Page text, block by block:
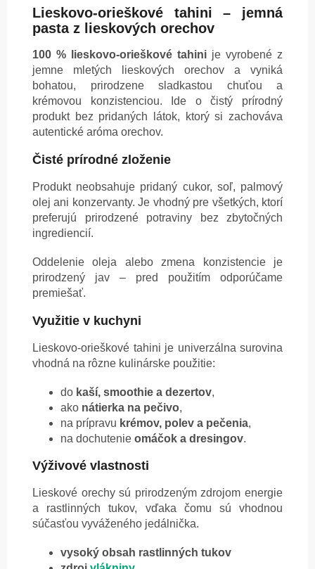
Lieskovo-orieškové tahini – jemná
pasta z lieskových orechov
100 % lieskovo-orieškové tahini je vyrobené z
jemne mletých lieskových orechov a vyniká
bohatou, prirodzene sladkastou chuťou a
krémovou konzistenciou. Ide o čistý prírodný
produkt bez pridaných látok, ktorý si zachováva
autentické aróma orechov.
Čisté prírodné zloženie
Produkt neobsahuje pridaný cukor, soľ, palmový
olej ani konzervanty. Je vhodný pre všetkých, ktorí
preferujú prirodzené potraviny bez zbytočných
ingrediencií.
Oddelenie oleja alebo zmena konzistencie je
prirodzený jav – pred použitím odporúčame
premiešať.
Využitie v kuchyni
Lieskovo-orieškové tahini je univerzálna surovina
vhodná na rôzne kulinárske použitie:
do kaší, smoothie a dezertov,
ako nátierka na pečivo,
na prípravu krémov, polev a pečenia,
na dochutenie omáčok a dresingov.
Výživové vlastnosti
Lieskové orechy sú prirodzeným zdrojom energie
a rastlinných tukov, vďaka čomu sú vhodnou
súčasťou vyváženého jedálnička.
vysoký obsah rastlinných tukov